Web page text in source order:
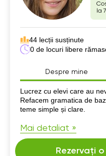
la
44 lecții susținute
0 de locuri libere
Despre mine
Despre mine
Lucrez cu elevi care au
Refacem gramatica de
teme simple și clare.
Mai detaliat »
Rezervați